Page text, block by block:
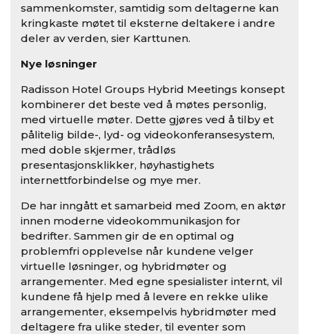
sammenkomster, samtidig som deltagerne kan
kringkaste møtet til eksterne deltakere i andre
deler av verden, sier Karttunen.
Nye løsninger
Radisson Hotel Groups Hybrid Meetings konsept
kombinerer det beste ved å møtes personlig,
med virtuelle møter. Dette gjøres ved å tilby et
pålitelig bilde-, lyd- og videokonferansesystem,
med doble skjermer, trådløs
presentasjonsklikker, høyhastighets
internettforbindelse og mye mer.
De har inngått et samarbeid med Zoom, en aktør
innen moderne videokommunikasjon for
bedrifter. Sammen gir de en optimal og
problemfri opplevelse når kundene velger
virtuelle løsninger, og hybridmøter og
arrangementer. Med egne spesialister internt, vil
kundene få hjelp med å levere en rekke ulike
arrangementer, eksempelvis hybridmøter med
deltagere fra ulike steder, til eventer som